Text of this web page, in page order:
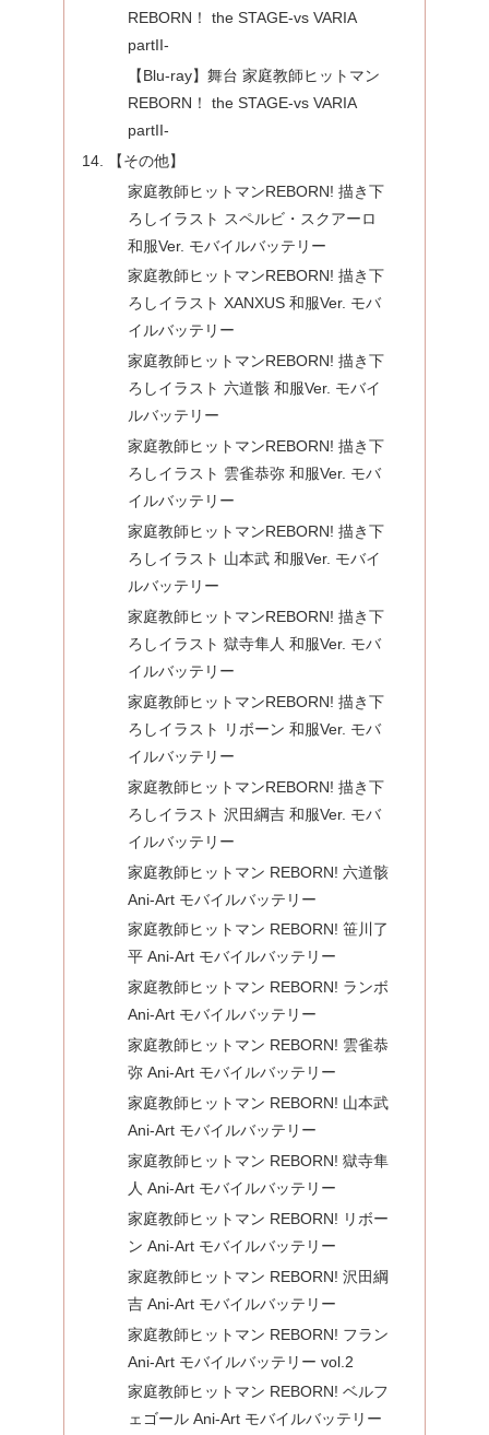
REBORN！ the STAGE-vs VARIA
partII-
【Blu-ray】舞台 家庭教師ヒットマン
REBORN！ the STAGE-vs VARIA
partII-
【その他】
家庭教師ヒットマンREBORN! 描き下
ろしイラスト スペルビ・スクアーロ
和服Ver. モバイルバッテリー
家庭教師ヒットマンREBORN! 描き下
ろしイラスト XANXUS 和服Ver. モバ
イルバッテリー
家庭教師ヒットマンREBORN! 描き下
ろしイラスト 六道骸 和服Ver. モバイ
ルバッテリー
家庭教師ヒットマンREBORN! 描き下
ろしイラスト 雲雀恭弥 和服Ver. モバ
イルバッテリー
家庭教師ヒットマンREBORN! 描き下
ろしイラスト 山本武 和服Ver. モバイ
ルバッテリー
家庭教師ヒットマンREBORN! 描き下
ろしイラスト 獄寺隼人 和服Ver. モバ
イルバッテリー
家庭教師ヒットマンREBORN! 描き下
ろしイラスト リボーン 和服Ver. モバ
イルバッテリー
家庭教師ヒットマンREBORN! 描き下
ろしイラスト 沢田綱吉 和服Ver. モバ
イルバッテリー
家庭教師ヒットマン REBORN! 六道骸
Ani-Art モバイルバッテリー
家庭教師ヒットマン REBORN! 笹川了
平 Ani-Art モバイルバッテリー
家庭教師ヒットマン REBORN! ランボ
Ani-Art モバイルバッテリー
家庭教師ヒットマン REBORN! 雲雀恭
弥 Ani-Art モバイルバッテリー
家庭教師ヒットマン REBORN! 山本武
Ani-Art モバイルバッテリー
家庭教師ヒットマン REBORN! 獄寺隼
人 Ani-Art モバイルバッテリー
家庭教師ヒットマン REBORN! リボー
ン Ani-Art モバイルバッテリー
家庭教師ヒットマン REBORN! 沢田綱
吉 Ani-Art モバイルバッテリー
家庭教師ヒットマン REBORN! フラン
Ani-Art モバイルバッテリー vol.2
家庭教師ヒットマン REBORN! ベルフ
ェゴール Ani-Art モバイルバッテリー